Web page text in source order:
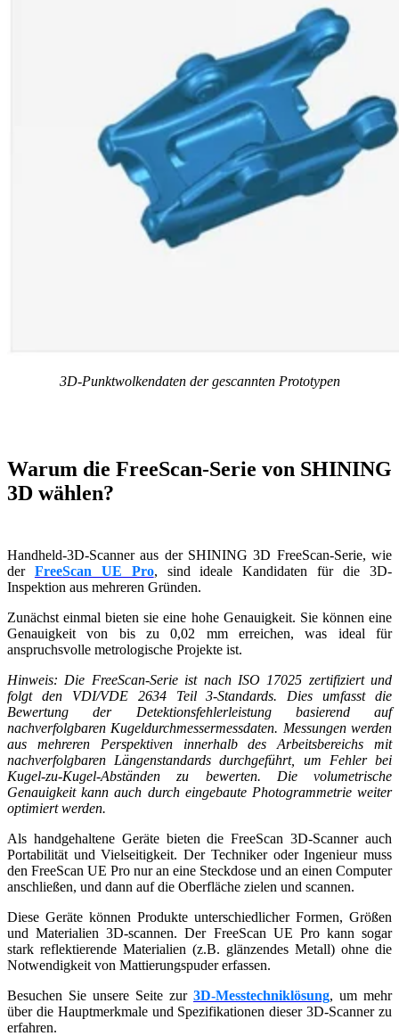
3D-Punktwolkendaten der gescannten Prototypen
Warum die FreeScan-Serie von SHINING
3D wählen?
Handheld-3D-Scanner aus der SHINING 3D FreeScan-Serie, wie
der FreeScan UE Pro, sind ideale Kandidaten für die 3D-
Inspektion aus mehreren Gründen.
Zunächst einmal bieten sie eine hohe Genauigkeit. Sie können eine
Genauigkeit von bis zu 0,02 mm erreichen, was ideal für
anspruchsvolle metrologische Projekte ist.
Hinweis: Die FreeScan-Serie ist nach ISO 17025 zertifiziert und
folgt den VDI/VDE 2634 Teil 3-Standards. Dies umfasst die
Bewertung der Detektionsfehlerleistung basierend auf
nachverfolgbaren Kugeldurchmessermessdaten. Messungen werden
aus mehreren Perspektiven innerhalb des Arbeitsbereichs mit
nachverfolgbaren Längenstandards durchgeführt, um Fehler bei
Kugel-zu-Kugel-Abständen zu bewerten. Die volumetrische
Genauigkeit kann auch durch eingebaute Photogrammetrie weiter
optimiert werden.
Als handgehaltene Geräte bieten die FreeScan 3D-Scanner auch
Portabilität und Vielseitigkeit. Der Techniker oder Ingenieur muss
den FreeScan UE Pro nur an eine Steckdose und an einen Computer
anschließen, und dann auf die Oberfläche zielen und scannen.
Diese Geräte können Produkte unterschiedlicher Formen, Größen
und Materialien 3D-scannen. Der FreeScan UE Pro kann sogar
stark reflektierende Materialien (z.B. glänzendes Metall) ohne die
Notwendigkeit von Mattierungspuder erfassen.
Besuchen Sie unsere Seite zur 3D-Messtechniklösung, um mehr
über die Hauptmerkmale und Spezifikationen dieser 3D-Scanner zu
erfahren.